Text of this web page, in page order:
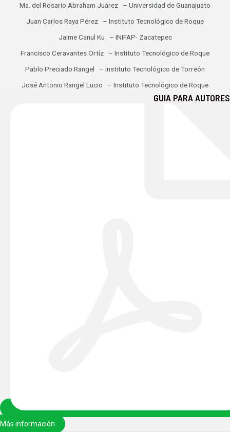
Ma. del Rosario Abraham Juárez – Universidad de Guanajuato
Juan Carlos Raya Pérez – Instituto Tecnológico de Roque
Jaime Canul Ku – INIFAP- Zacatepec
Francisco Ceravantes Ortíz – Instituto Tecnológico de Roque
Pablo Preciado Rangel – Instituto Tecnológico de Torreón
José Antonio Rangel Lucio – Instituto Tecnológico de Roque
GUIA PARA AUTORES
Más información